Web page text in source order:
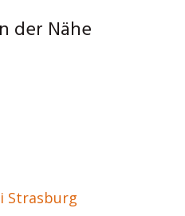
der Nähe
Strasburg